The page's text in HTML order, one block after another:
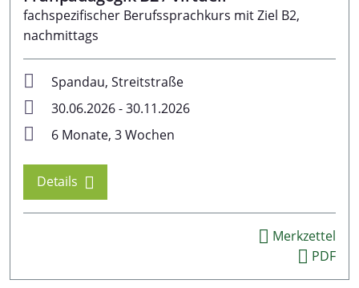
fachspezifischer Berufssprachkurs mit Ziel B2,
nachmittags
Spandau, Streitstraße
30.06.2026 - 30.11.2026
6 Monate, 3 Wochen
Details
Merkzettel
PDF